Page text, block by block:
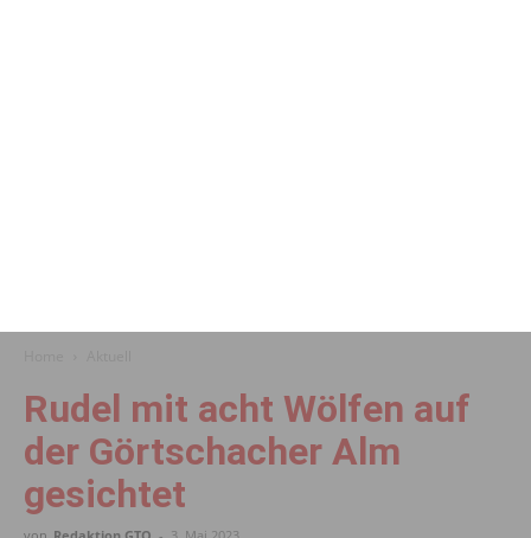
Rudel mit acht Wölfen auf
der Görtschacher Alm
gesichtet